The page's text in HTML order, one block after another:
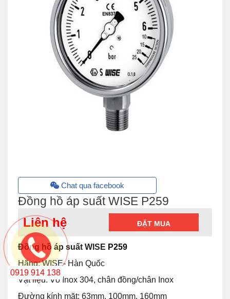
Chat qua facebook
Đồng hồ áp suất WISE P259
Liên hệ ĐẶT MUA
Đồng hồ áp suất WISE P259
Hãng: WISE- Hàn Quốc
Vật liệu: Vỏ Inox 304, chân đồng/chân Inox
Đường kính mặt: 63mm, 100mm, 160mm
0919 914 138